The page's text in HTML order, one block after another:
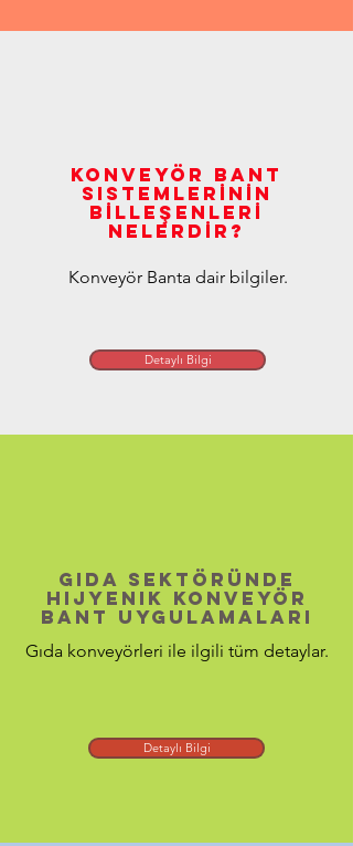
Konveyör Bant
SisTEMLERİNİN
BİLLEŞENLERİ
NELERDİR?
Konveyör Banta dair bilgiler.
Detaylı Bilgi
Gıda Sektöründe
Hijyenik Konveyör
Bant Uygulamaları
Gıda konveyörleri ile ilgili tüm detaylar.
Detaylı Bilgi